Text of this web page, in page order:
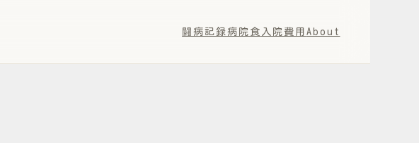
闘病記録病院食 入院費用 About